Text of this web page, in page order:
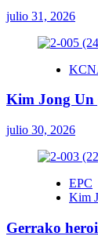
julio 31, 2026
Kim Jong Un
julio 30, 2026
EPC
Kim
Gerrako